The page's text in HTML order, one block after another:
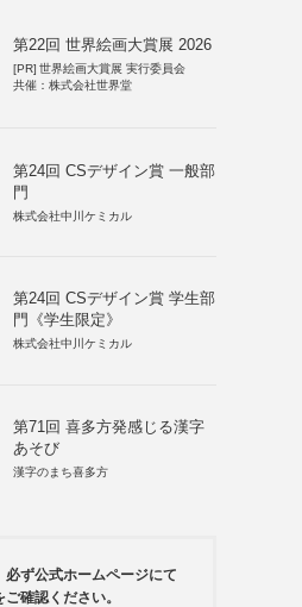
第22回 世界絵画大賞展 2026
[PR] 世界絵画大賞展 実行委員会
共催：株式会社世界堂
第24回 CSデザイン賞 一般部
門
株式会社中川ケミカル
第24回 CSデザイン賞 学生部
門《学生限定》
株式会社中川ケミカル
第71回 喜多方発感じる漢字
あそび
漢字のまち喜多方
必ず公式ホームページにて
確認ください。